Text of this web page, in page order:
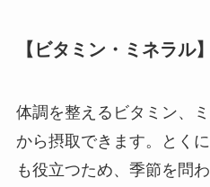
【ビタミン・ミネラル
体調を整えるビタミン、
から摂取できます。とく
も役立つため、季節を問